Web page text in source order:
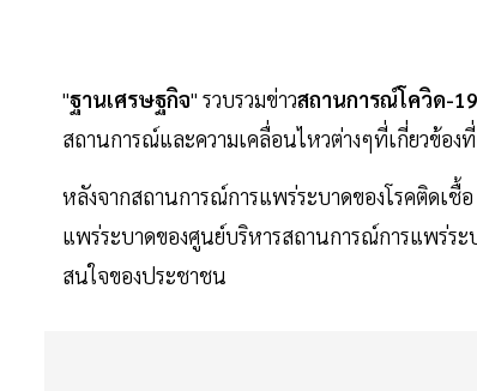
"ฐานเศรษฐกิจ" รวบรวมข่าวสถานการณ์โควิด-19
สถานการณ์และความเคลื่อนไหวต่างๆที่เกี่ยวข้อง
หลังจากสถานการณ์การแพร่ระบาดของโรคติดเชื้
แพร่ระบาดของศูนย์บริหารสถานการณ์การแพร่ระ
สนใจของประชาชน